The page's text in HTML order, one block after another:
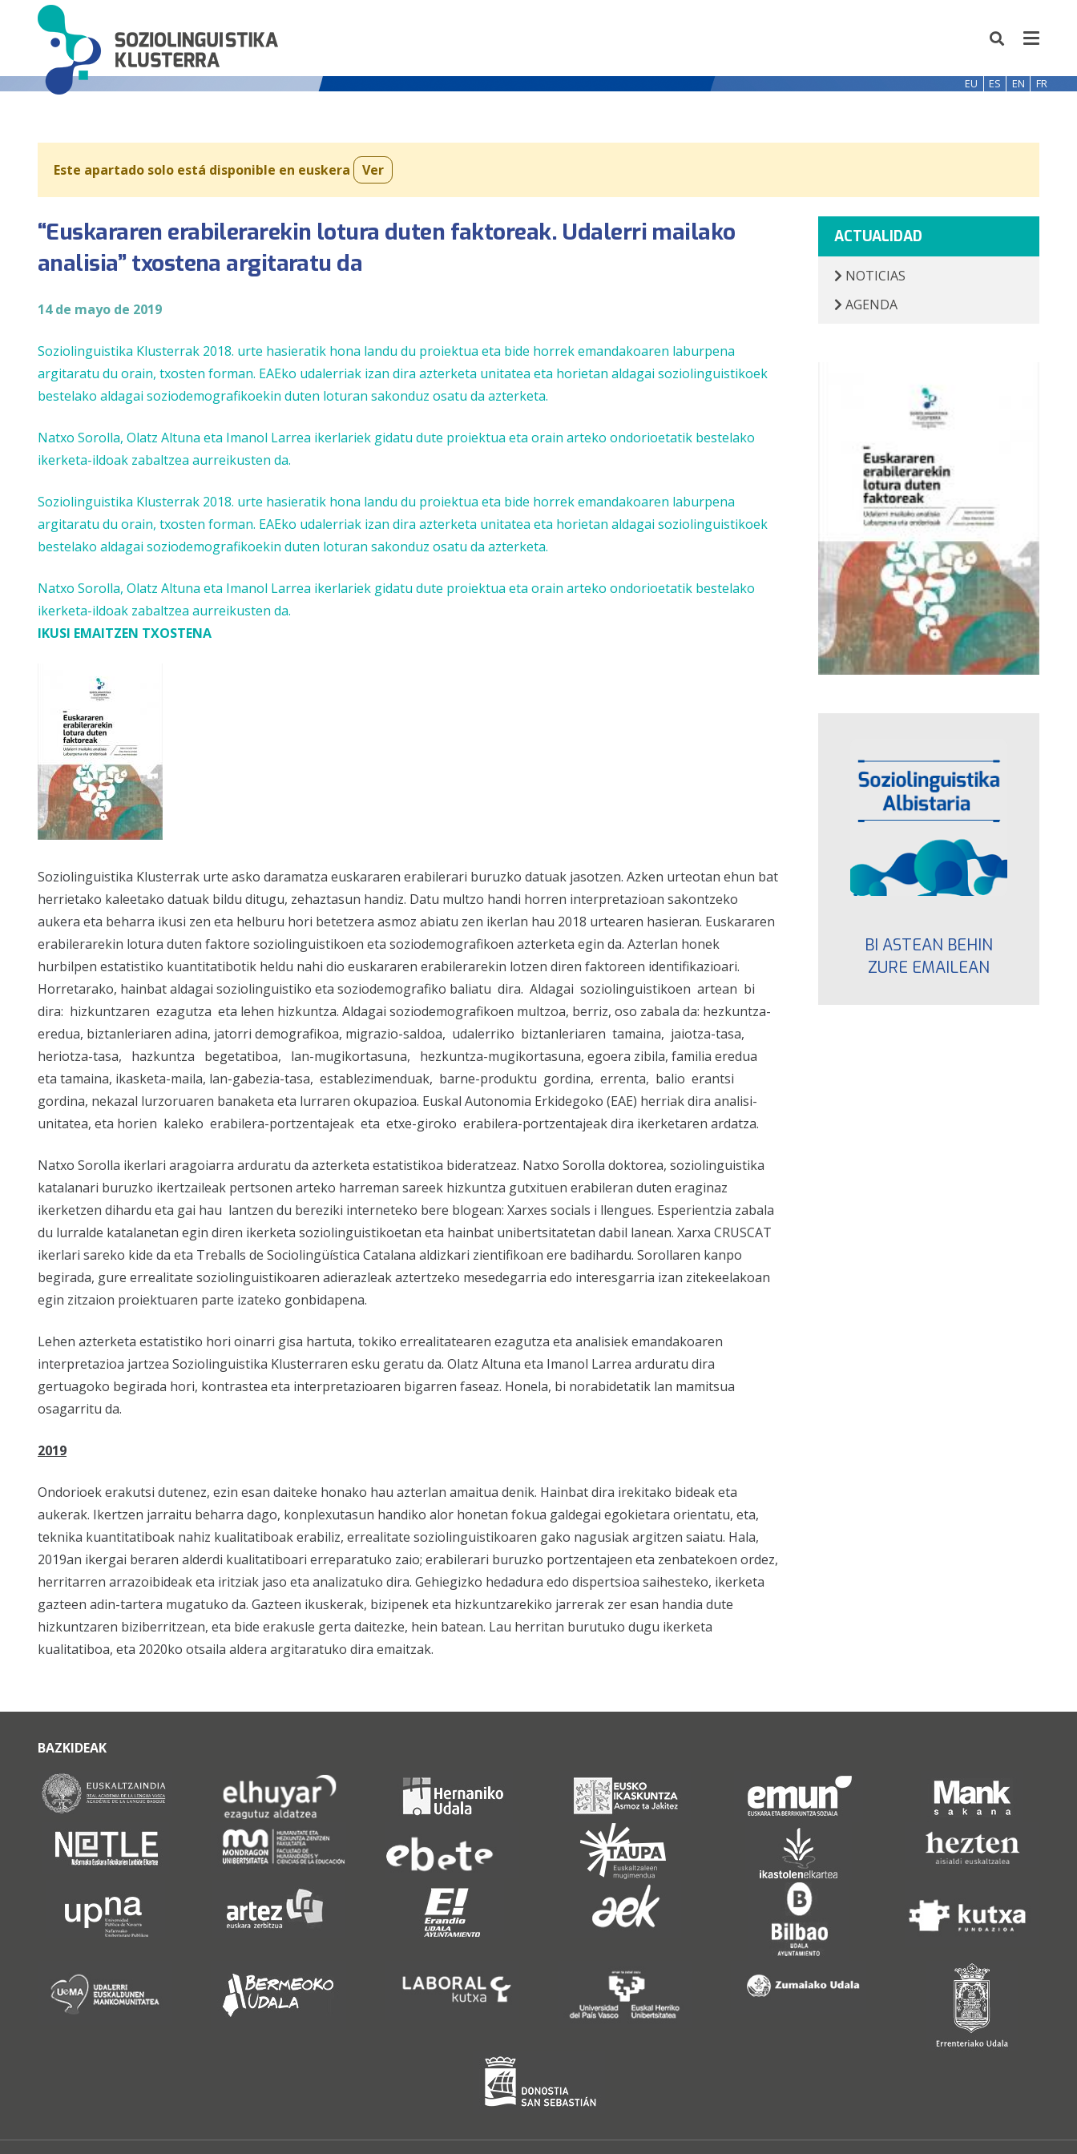
EU ES EN FR
Este apartado solo está disponible en euskera Ver
“Euskararen erabilerarekin lotura duten faktoreak. Udalerri mailako
analisia” txostena argitaratu da
14 de mayo de 2019
Soziolinguistika Klusterrak 2018. urte hasieratik hona landu du proiektua eta bide horrek emandakoaren laburpena
argitaratu du orain, txosten forman. EAEko udalerriak izan dira azterketa unitatea eta horietan aldagai soziolinguistikoek
bestelako aldagai soziodemografikoekin duten loturan sakonduz osatu da azterketa.
Natxo Sorolla, Olatz Altuna eta Imanol Larrea ikerlariek gidatu dute proiektua eta orain arteko ondorioetatik bestelako
ikerketa-ildoak zabaltzea aurreikusten da.
Soziolinguistika Klusterrak 2018. urte hasieratik hona landu du proiektua eta bide horrek emandakoaren laburpena
argitaratu du orain, txosten forman. EAEko udalerriak izan dira azterketa unitatea eta horietan aldagai soziolinguistikoek
bestelako aldagai soziodemografikoekin duten loturan sakonduz osatu da azterketa.
Natxo Sorolla, Olatz Altuna eta Imanol Larrea ikerlariek gidatu dute proiektua eta orain arteko ondorioetatik bestelako
ikerketa-ildoak zabaltzea aurreikusten da.
IKUSI EMAITZEN TXOSTENA
Soziolinguistika Klusterrak urte asko daramatza euskararen erabilerari buruzko datuak jasotzen. Azken urteotan ehun bat
herrietako kaleetako datuak bildu ditugu, zehaztasun handiz. Datu multzo handi horren interpretazioan sakontzeko
aukera eta beharra ikusi zen eta helburu hori betetzera asmoz abiatu zen ikerlan hau 2018 urtearen hasieran. Euskararen
erabilerarekin lotura duten faktore soziolinguistikoen eta soziodemografikoen azterketa egin da. Azterlan honek
hurbilpen estatistiko kuantitatibotik heldu nahi dio euskararen erabilerarekin lotzen diren faktoreen identifikazioari.
Horretarako, hainbat aldagai soziolinguistiko eta soziodemografiko baliatu dira. Aldagai soziolinguistikoen artean bi
dira: hizkuntzaren ezagutza eta lehen hizkuntza. Aldagai soziodemografikoen multzoa, berriz, oso zabala da: hezkuntza-
eredua, biztanleriaren adina, jatorri demografikoa, migrazio-saldoa, udalerriko biztanleriaren tamaina, jaiotza-tasa,
heriotza-tasa, hazkuntza begetatiboa, lan-mugikortasuna, hezkuntza-mugikortasuna, egoera zibila, familia eredua
eta tamaina, ikasketa-maila, lan-gabezia-tasa, establezimenduak, barne-produktu gordina, errenta, balio erantsi
gordina, nekazal lurzoruaren banaketa eta lurraren okupazioa. Euskal Autonomia Erkidegoko (EAE) herriak dira analisi-
unitatea, eta horien kaleko erabilera-portzentajeak eta etxe-giroko erabilera-portzentajeak dira ikerketaren ardatza.
Natxo Sorolla ikerlari aragoiarra arduratu da azterketa estatistikoa bideratzeaz. Natxo Sorolla doktorea, soziolinguistika
katalanari buruzko ikertzaileak pertsonen arteko harreman sareek hizkuntza gutxituen erabileran duten eraginaz
ikerketzen dihardu eta gai hau lantzen du bereziki interneteko bere blogean: Xarxes socials i llengues. Esperientzia zabala
du lurralde katalanetan egin diren ikerketa soziolinguistikoetan eta hainbat unibertsitatetan dabil lanean. Xarxa CRUSCAT
ikerlari sareko kide da eta Treballs de Sociolingüística Catalana aldizkari zientifikoan ere badihardu. Sorollaren kanpo
begirada, gure errealitate soziolinguistikoaren adierazleak aztertzeko mesedegarria edo interesgarria izan zitekeelakoan
egin zitzaion proiektuaren parte izateko gonbidapena.
Lehen azterketa estatistiko hori oinarri gisa hartuta, tokiko errealitatearen ezagutza eta analisiek emandakoaren
interpretazioa jartzea Soziolinguistika Klusterraren esku geratu da. Olatz Altuna eta Imanol Larrea arduratu dira
gertuagoko begirada hori, kontrastea eta interpretazioaren bigarren faseaz. Honela, bi norabidetatik lan mamitsua
osagarritu da.
2019
Ondorioek erakutsi dutenez, ezin esan daiteke honako hau azterlan amaitua denik. Hainbat dira irekitako bideak eta
aukerak. Ikertzen jarraitu beharra dago, konplexutasun handiko alor honetan fokua galdegai egokietara orientatu, eta,
teknika kuantitatiboak nahiz kualitatiboak erabiliz, errealitate soziolinguistikoaren gako nagusiak argitzen saiatu. Hala,
2019an ikergai beraren alderdi kualitatiboari erreparatuko zaio; erabilerari buruzko portzentajeen eta zenbatekoen ordez,
herritarren arrazoibideak eta iritziak jaso eta analizatuko dira. Gehiegizko hedadura edo dispertsioa saihesteko, ikerketa
gazteen adin-tartera mugatuko da. Gazteen ikuskerak, bizipenek eta hizkuntzarekiko jarrerak zer esan handia dute
hizkuntzaren biziberritzean, eta bide erakusle gerta daitezke, hein batean. Lau herritan burutuko dugu ikerketa
kualitatiboa, eta 2020ko otsaila aldera argitaratuko dira emaitzak.
ACTUALIDAD
NOTICIAS
AGENDA
BI ASTEAN BEHIN
ZURE EMAILEAN
BAZKIDEAK